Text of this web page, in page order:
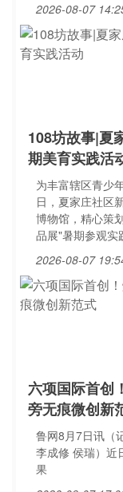
2026-08-07
108坊故事|夏
期美育实践活
为丰富辖区青少
日，夏家庄社区
博物馆，精心策
品展"暑期参观实
2026-08-07
六项国际首创
旁无痕微创新
鲁网8月7日讯（
李成修 侯瑞）近
果